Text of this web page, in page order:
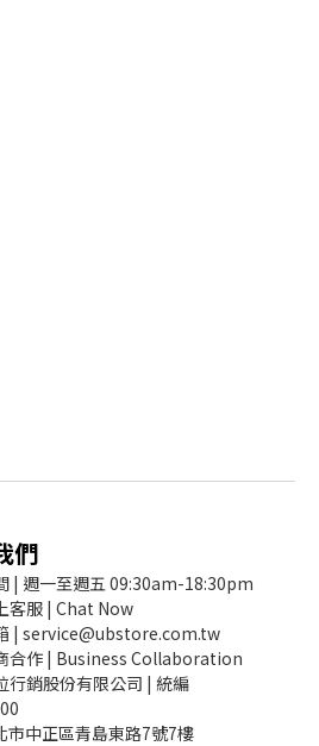
們
| 週一至週五 09:30am-18:30pm
客服 | Chat Now
| service@ubstore.com.tw
合作 | Business Collaboration
行銷股份有限公司 | 統編
市中正區青島東路7號7樓